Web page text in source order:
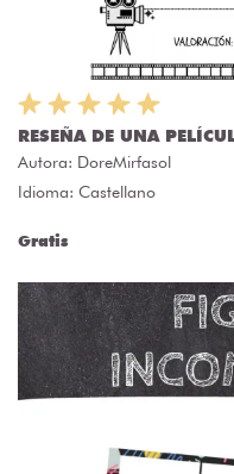
RESEÑA DE UNA
Autora: DoreMirfasol
Idioma: Castellano
Gratis